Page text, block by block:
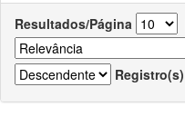
Resultados/Página
Registro(s)